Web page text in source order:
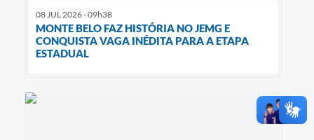
08 JUL 2026 - 09h38
MONTE BELO FAZ HISTÓRIA NO JEMG E
CONQUISTA VAGA INÉDITA PARA A ETAPA
ESTADUAL